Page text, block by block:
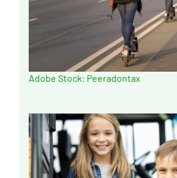
Adobe Stock: Peeradontax